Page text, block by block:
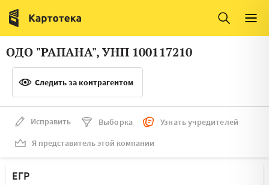
Италия
Люксембург
Литва
Нидерланды
ОДО "РАПАНА", УНП 100117210
Следить за контрагентом
Исправить Выборка
Узнать учредителей
Я представитель этой компании
ЕГР